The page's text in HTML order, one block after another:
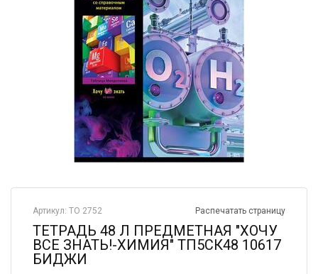
Распечатать страницу
Артикул: ТО 2752
ТЕТРАДЬ 48 Л ПРЕДМЕТНАЯ "ХОЧУ
ВСЕ ЗНАТЬ!-ХИМИЯ" ТП5СК48 10617
БИДЖИ